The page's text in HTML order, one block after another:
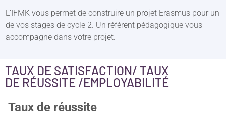
L’IFMK vous permet de construire un projet Erasmus pour un
de vos stages de cycle 2. Un référent pédagogique vous
accompagne dans votre projet.
TAUX DE SATISFACTION/ TAUX
DE RÉUSSITE /EMPLOYABILITÉ
Taux de réussite